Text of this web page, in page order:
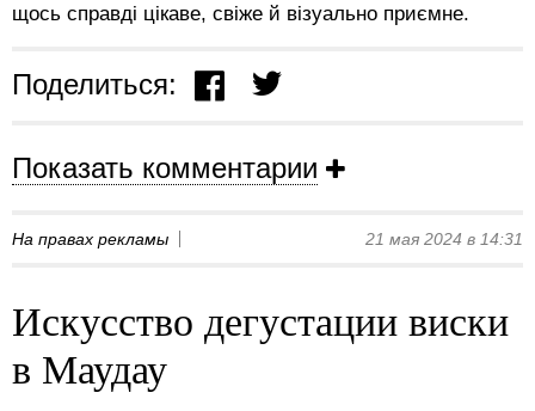
щось справді цікаве, свіже й візуально приємне.
Поделиться:
Показать комментарии
На правах рекламы 21 мая 2024 в 14:31
Искусство дегустации виски
в Маудау